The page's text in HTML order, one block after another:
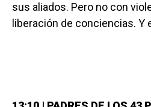
sus aliados. Pero no con
liberación de conciencias. Y